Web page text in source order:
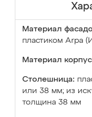
Материал
пластиком Arpa
Материал
Столешница:
или 38 мм; из
толщина 38 мм